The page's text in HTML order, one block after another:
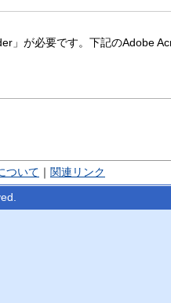
」が必要です。下記のAdobe
ついて 関連リンク